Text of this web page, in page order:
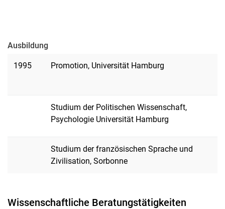
Ausbildung
1995 Promotion, Universität Hamburg
Studium der Politischen Wissenschaft,
Psychologie Universität Hamburg
Studium der französischen Sprache und
Zivilisation, Sorbonne
Wissenschaftliche Beratungstätigkeiten